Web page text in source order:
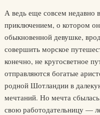
А ведь еще совсем недавно
приключением, о котором
обыкновенной девушке,
совершить морское
конечно, не кругосветное
отправляются богатые
родной Шотландии в
мечтаний. Но мечта
свою работодательницу —